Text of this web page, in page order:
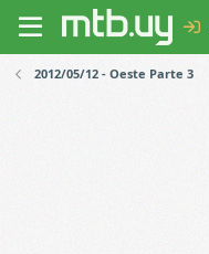
2012/05/12 - Oeste Parte 3